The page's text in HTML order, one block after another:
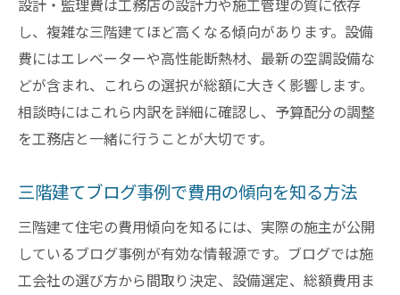
設計・監理費は工務店の設計力や施工管理の質に依存
し、複雑な三階建てほど高くなる傾向があります。設備
費にはエレベーターや高性能断熱材、最新の空調設備な
どが含まれ、これらの選択が総額に大きく影響します。
相談時にはこれら内訳を詳細に確認し、予算配分の調整
を工務店と一緒に行うことが大切です。
三階建てブログ事例で費用の傾向を知る方法
三階建て住宅の費用傾向を知るには、実際の施主が公開
しているブログ事例が有効な情報源です。ブログでは施
工会社の選び方から間取り決定、設備選定、総額費用ま